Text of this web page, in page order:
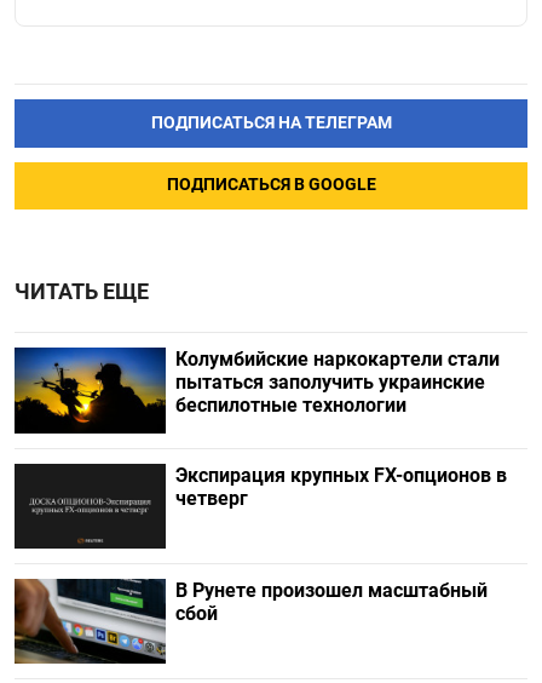
ПОДПИСАТЬСЯ НА ТЕЛЕГРАМ
ПОДПИСАТЬСЯ В GOOGLE
ЧИТАТЬ ЕЩЕ
Колумбийские наркокартели стали
пытаться заполучить украинские
беспилотные технологии
Экспирация крупных FX-опционов в
четверг
В Рунете произошел масштабный
сбой